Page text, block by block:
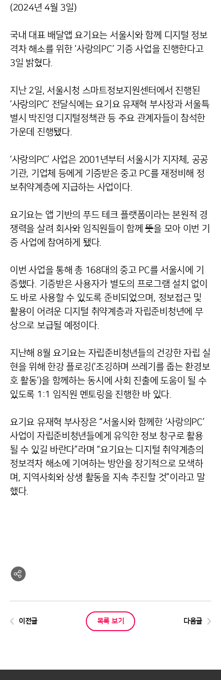
(2024년 4월 3일)
국내 대표 배달앱 요기요는 서울시와 함께 디지털 정보
격차 해소를 위한 ‘사랑의PC’ 기증 사업을 진행한다고
3일 밝혔다.
지난 2일, 서울시청 스마트정보지원센터에서 진행된
‘사랑의PC’ 전달식에는 요기요 유재혁 부사장과 서울특
별시 박진영 디지털정책관 등 주요 관계자들이 참석한
가운데 진행됐다.
‘사랑의PC’ 사업은 2001년부터 서울시가 지자체, 공공
기관, 기업체 등에게 기증받은 중고 PC를 재정비해 정
보취약계층에 지급하는 사업이다.
요기요는 앱 기반의 푸드 테크 플랫폼이라는 본원적 경
쟁력을 살려 회사와 임직원들이 함께 뜻을 모아 이번 기
증 사업에 참여하게 됐다.
이번 사업을 통해 총 168대의 중고 PC를 서울시에 기
증했다. 기증받은 사용자가 별도의 프로그램 설치 없이
도 바로 사용할 수 있도록 준비되었으며, 정보접근 및
활용이 어려운 디지털 취약계층과 자립준비청년에 무
상으로 보급될 예정이다.
지난해 8월 요기요는 자립준비청년들의 건강한 자립 실
현을 위해 한강 플로깅(‘조깅하며 쓰레기를 줍는 환경보
호 활동’)을 함께하는 동시에 사회 진출에 도움이 될 수
있도록 1:1 임직원 멘토링을 진행한 바 있다.
요기요 유재혁 부사장은 “서울시와 함께한 ‘사랑의PC’
사업이 자립준비청년들에게 유익한 정보 창구로 활용
될 수 있길 바란다”라며 “요기요는 디지털 취약계층의
정보격차 해소에 기여하는 방안을 장기적으로 모색하
며, 지역사회와 상생 활동을 지속 추진할 것”이라고 말
했다.
이전글 목록 보기 다음글